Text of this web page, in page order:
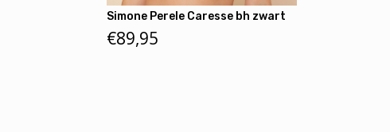
Simone Perele Caresse bh zwart
€89,95